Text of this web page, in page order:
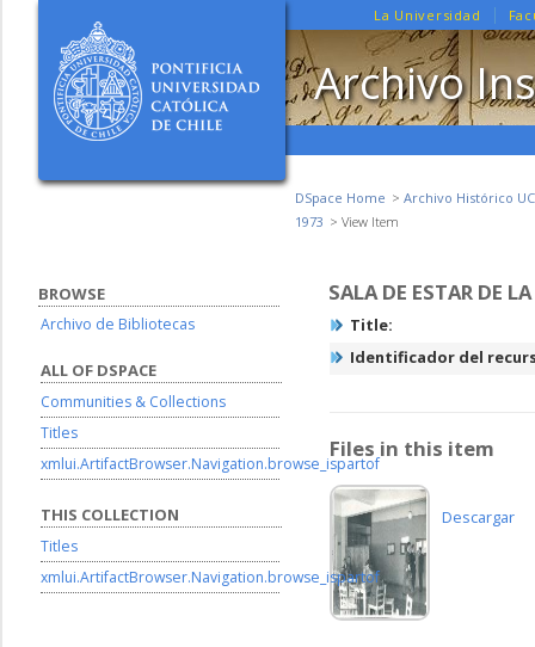
La Universidad
Archivo
DSpace Home
Archivo Histórico UC
1973
View Item
SALA DE ESTAR DE
Title:
Identificador del
Files in this item
Descargar
BROWSE
Archivo de Bibliotecas
ALL OF DSPACE
Communities & Collections
Titles
xmlui.ArtifactBrowser.Navigation.browse_ispartof
THIS COLLECTION
Titles
xmlui.ArtifactBrowser.Navigation.browse_ispartof